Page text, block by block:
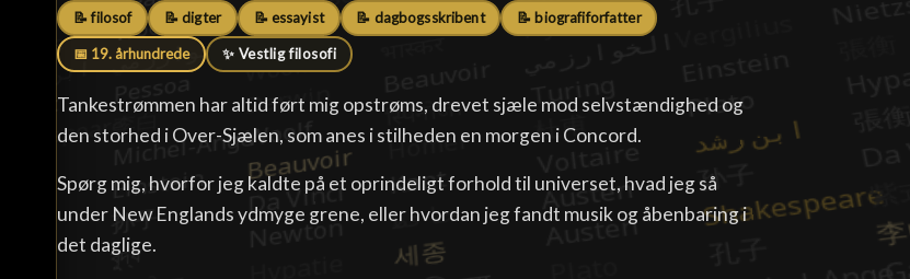
📝 filosof 📝 digter 📝 essayist 📝 dagbogsskribent 📝 biografiforfatter
📅 19. århundrede ✨ Vestlig filosofi
Tankestrømmen har altid ført mig opstrøms, drevet sjæle mod selvstændighed og
den storhed i Over-Sjælen, som anes i stilheden en morgen i Concord.
Spørg mig, hvorfor jeg kaldte på et oprindeligt forhold til universet, hvad jeg så
under New Englands ydmyge grene, eller hvordan jeg fandt musik og åbenbaring i
det daglige.